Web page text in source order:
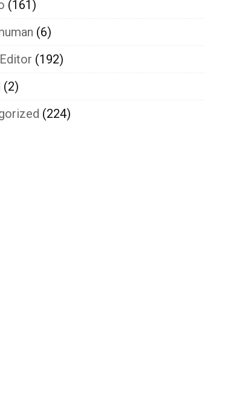
(161)
(6)
(192)
(2)
(224)